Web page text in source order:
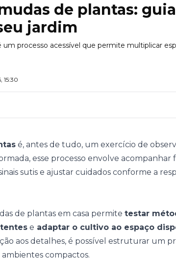
de plantas:
jardim
um processo acessível que permite multiplicar
15:30
é, antes de tudo, um exercício de
esse processo envolve acompanhar
sutis e ajustar cuidados conforme a
de plantas em casa permite testar
e adaptar o cultivo ao espaço
aos detalhes, é possível estruturar um
ambientes compactos.